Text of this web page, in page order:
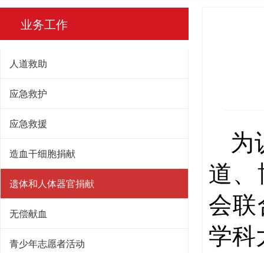
业务工作
人道救助
应急救护
应急救援
造血干细胞捐献
遗体和人体器官捐献
无偿献血
青少年志愿者活动
为
道、
会联
学科